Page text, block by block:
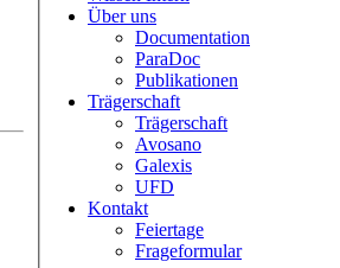
Über uns
Documentation
ParaDoc
Publikationen
Trägerschaft
Trägerschaft
Avosano
Galexis
UFD
Kontakt
Feiertage
Frageformular